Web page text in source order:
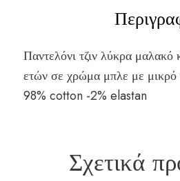
Παντελόνι τζιν λύκρα μαλακό
ετών σε χρώμα μπλε με
98% cotton -2% elastan
Σχετικά